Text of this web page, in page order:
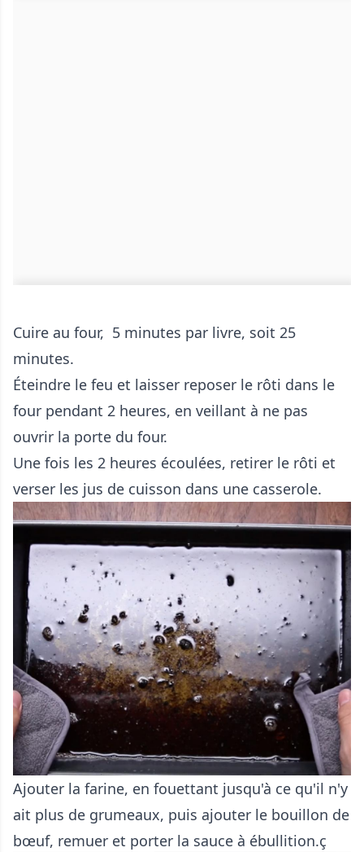
Cuire au four, 5 minutes par livre, soit 25
minutes.
Éteindre le feu et laisser reposer le rôti dans le
four pendant 2 heures, en veillant à ne pas
ouvrir la porte du four.
Une fois les 2 heures écoulées, retirer le rôti et
verser les jus de cuisson dans une casserole.
Ajouter la farine, en fouettant jusqu'à ce qu'il n'y
ait plus de grumeaux, puis ajouter le bouillon de
bœuf, remuer et porter la sauce à ébullition.ç